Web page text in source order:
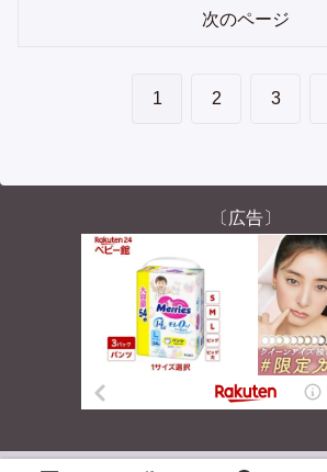
次のページ
1 2 3
〔広告〕